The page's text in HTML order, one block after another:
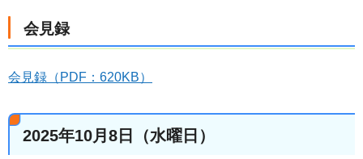
会見録
会見録（PDF：620KB）
2025年10月8日（水曜日）